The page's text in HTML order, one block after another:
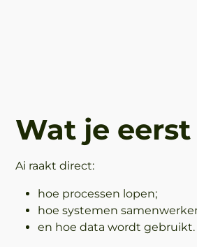
Wat je
Ai raakt direct:
hoe processen lopen;
hoe systemen
en hoe data wordt gebruikt.